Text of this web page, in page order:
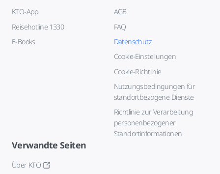
KTO-App
Reisehotline 1330
E-Books
AGB
FAQ
Datenschutz
Cookie-Einstellungen
Cookie-Richtlinie
Nutzungsbedingungen für
standortbezogene Dienste
Richtlinie zur Verarbeitung
personenbezogener
Standortinformationen
Verwandte Seiten
Über KTO